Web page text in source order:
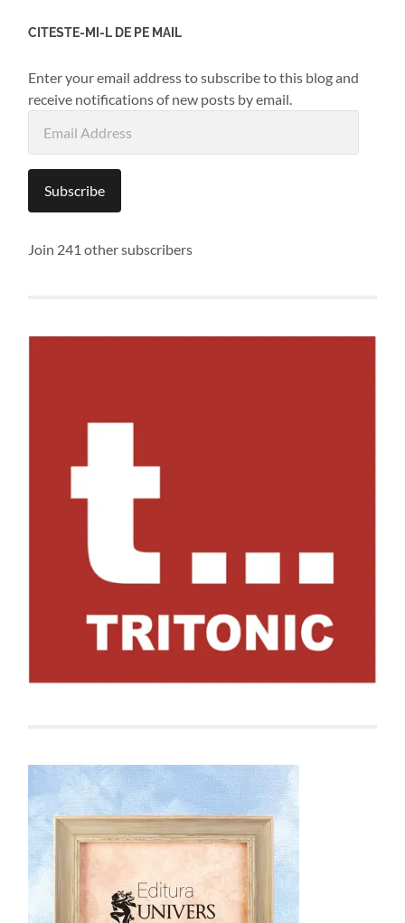
CITESTE-MI-L DE PE MAIL
Enter your email address to subscribe to this blog and
receive notifications of new posts by email.
Address
Subscribe
Join 241 other subscribers